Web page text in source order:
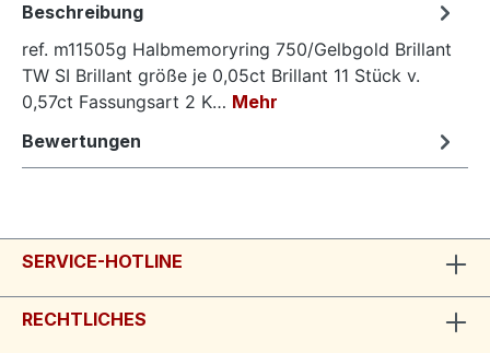
Beschreibung
ref. m11505g Halbmemoryring 750/Gelbgold Brillant
TW SI Brillant größe je 0,05ct Brillant 11 Stück v.
0,57ct Fassungsart 2 K… Mehr
Bewertungen
SERVICE-HOTLINE
RECHTLICHES